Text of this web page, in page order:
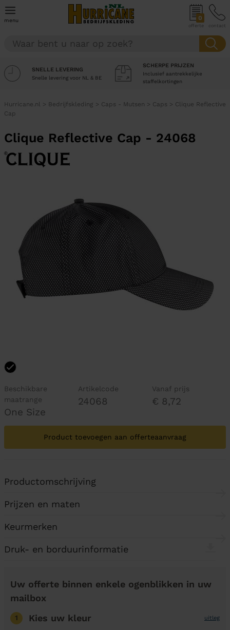
menu 0
offerte contact
SNELLE LEVERING
Snelle levering voor NL & BE
SCHERPE PRIJZEN
Inclusief aantrekkelijke
staffelkortingen
Hurricane.nl > Bedrijfskleding > Caps - Mutsen > Caps > Clique Reflective
Cap
Clique Reflective Cap - 24068
Beschikbare
maatrange
One Size
Artikelcode
24068
Vanaf prijs
€ 8,72
Product toevoegen aan offerteaanvraag
Productomschrijving
Prijzen en maten
Keurmerken
Druk- en borduurinformatie
Uw offerte binnen enkele ogenblikken in uw
mailbox
1 Kies uw kleur uitleg